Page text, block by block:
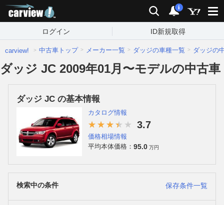
検索 通知
i
ログイン ID新規取得
carview! 中古車トップ メーカー一覧 ダッジの車種一覧 ダッジの
ダッジ JC 2009年01月〜モデルの中古車
ダッジ JC の基本情報
カタログ情報
3.7
価格相場情報
平均本体価格： 95.0 万円
検索中の条件 保存条件一覧